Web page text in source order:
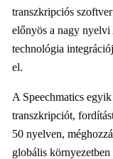
transzkripciós
előnyös a nagy
technológia
el.
A Speechmatics
transzkripciót,
50 nyelven,
globális